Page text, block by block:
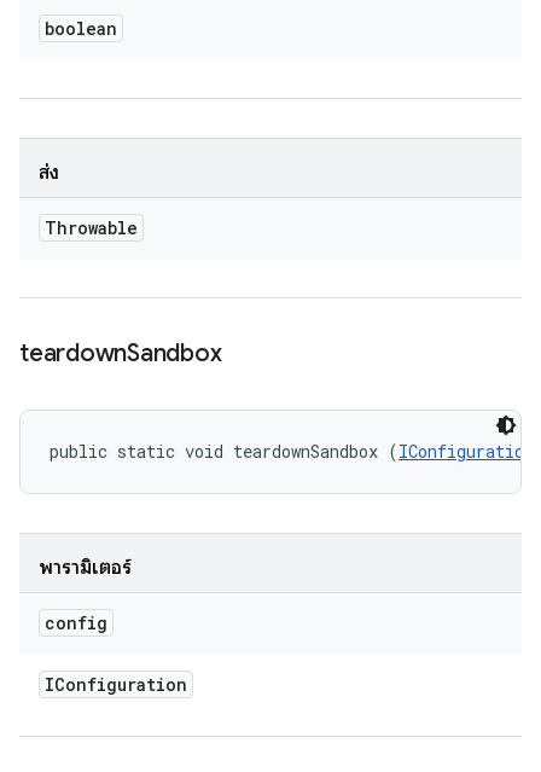
boolean
ส่ง
Throwable
teardownSandbox
public static void teardownSandbox (IConfiguration
พารามิเตอร์
config
IConfiguration